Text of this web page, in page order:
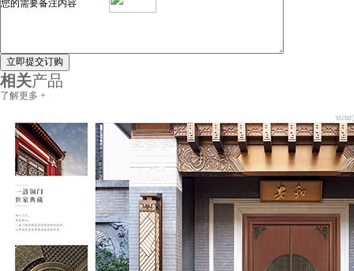
立即提交订购
相关产品
了解更多 +